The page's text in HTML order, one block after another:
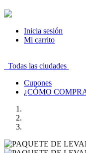
Inicia sesión
Mi carrito
Todas las ciudades
Cupones
¿CÓMO